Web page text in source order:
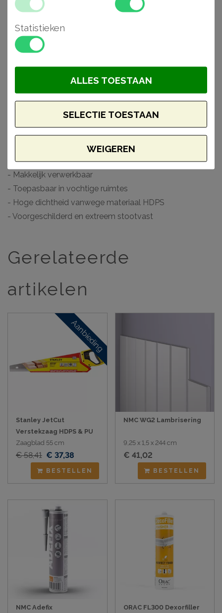
onder hoge druk door een mal wordt geperst. Daarom
vloerplinten. Van strak vormgegeven profielen tot aan
subtiele detaillering. De plinten, plafondlijsten en
badkamers en keukens wanneer deze worden
afgewerkt. Voorzien van een primer, laten deze
producten zich gemakkelijk afwerken met elk soort verf.
Monteer en werk het geheel gemakkelijk af met de lijmen
van Adefix (NMC) en Decofix (Orac).
Waarom kiezen voor een Wallstyl lambrisering
- Makkelijk verwerkbaar
- Toepasbaar in vochtige ruimtes
- Hoge dichtheid vanwege materiaal HDPS
- Voorgeschilderd en extreem stootvast
Gerelateerde
artikelen
Aanbieding
Stanley JetCut
Verstekzaag HDPS & PU
Zaagblad 55 cm
€ 58,41 € 37,38
BESTELLEN
NMC WG2 Lambrisering
9,25 x 1,5 x 244 cm
€ 41,02
BESTELLEN
NMC Adefix ORAC FL300 Dexorfiller
Statistieken
WEIGEREN
SELECTIE TOESTAAN
ALLES TOESTAAN